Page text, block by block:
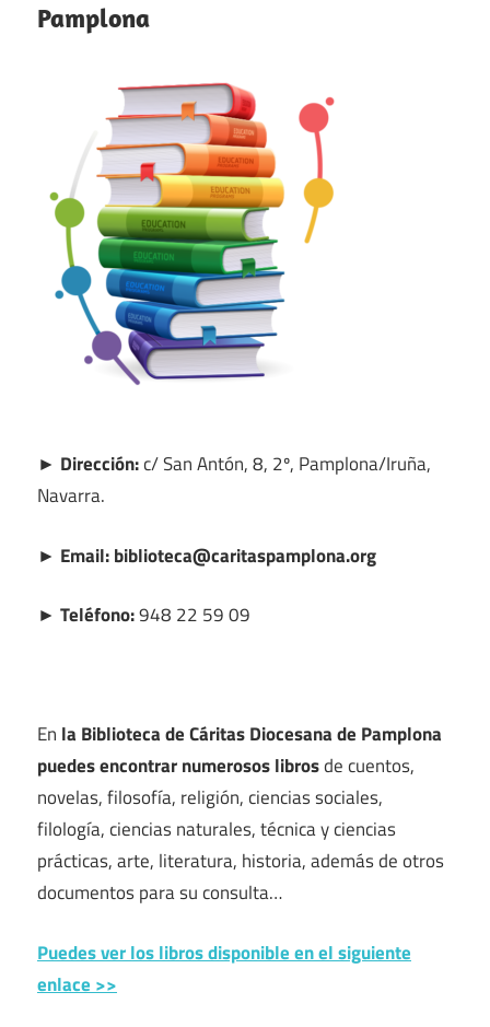
Pamplona
► Dirección:c/ San Antón, 8, 2º, Pamplona/Iruña,
Navarra.
► Email: biblioteca@caritaspamplona.org
► Teléfono:948 22 59 09
En la Biblioteca de Cáritas Diocesana de Pamplona
puedes encontrar numerosos librosde cuentos,
novelas, filosofía, religión, ciencias sociales,
filología, ciencias naturales, técnica y ciencias
prácticas, arte, literatura, historia, además de otros
documentos para su consulta…
Puedes ver los libros disponible en el siguiente
enlace >>